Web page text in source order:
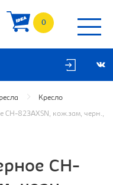
0
Кресло
CH-823AXSN, кож.зам, черн.,
CH-